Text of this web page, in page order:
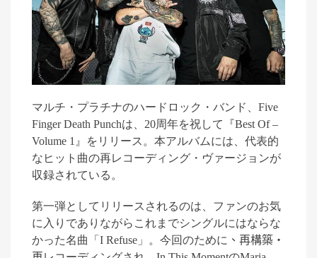
マルチ・プラチナのハードロック・バンド、 Five
Finger Death Punchは、 20周年を祝して『Best Of–
Volume 1 』をリリース。本アルバムには、代表的
なヒット曲の再レコーディング・ヴァージョンが
収録されている。
第一弾としてリリースされるのは、ファンのお気
に入りでありながらこれまでシングルにはならな
かった名曲
「 I Refuse 」。今回のために 、再構築・